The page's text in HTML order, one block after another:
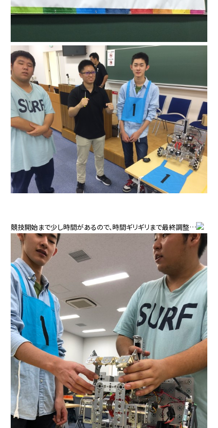
競技開始まで少し時間があるので、時間ギリギリまで最終調整…